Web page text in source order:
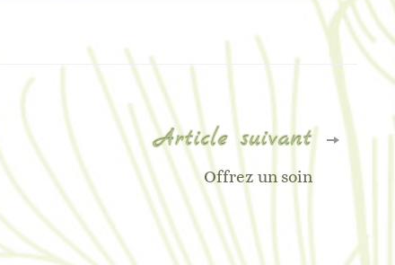
Article suivant
Offrez un soin